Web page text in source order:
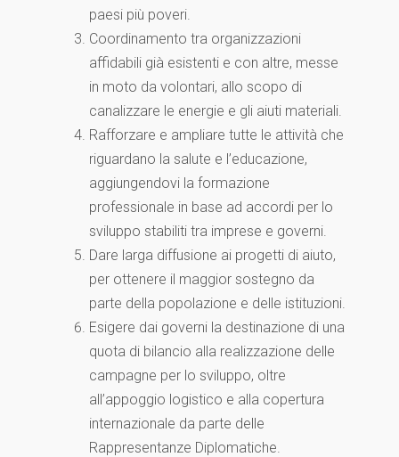
paesi più poveri.
Coordinamento tra organizzazioni
affidabili già esistenti e con altre, messe
in moto da volontari, allo scopo di
canalizzare le energie e gli aiuti materiali.
Rafforzare e ampliare tutte le attività che
riguardano la salute e l’educazione,
aggiungendovi la formazione
professionale in base ad accordi per lo
sviluppo stabiliti tra imprese e governi.
Dare larga diffusione ai progetti di aiuto,
per ottenere il maggior sostegno da
parte della popolazione e delle istituzioni.
Esigere dai governi la destinazione di una
quota di bilancio alla realizzazione delle
campagne per lo sviluppo, oltre
all’appoggio logistico e alla copertura
internazionale da parte delle
Rappresentanze Diplomatiche.